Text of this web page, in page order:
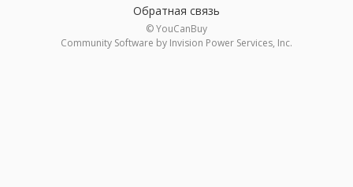
Обратная связь
© YouCanBuy
Community Software by Invision Power Services, Inc.